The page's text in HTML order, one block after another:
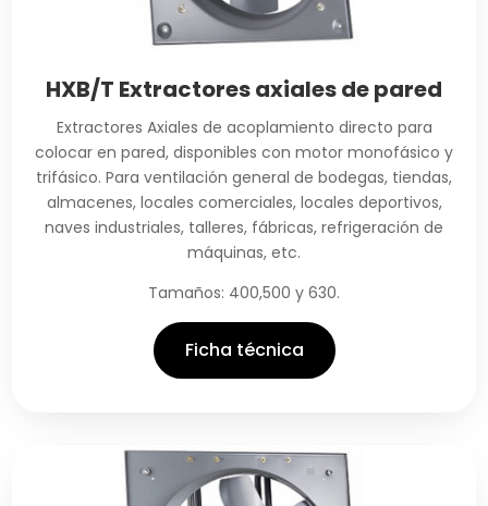
HXB/T Extractores axiales de pared
Extractores Axiales de acoplamiento directo para
colocar en pared, disponibles con motor monofásico y
trifásico. Para ventilación general de bodegas, tiendas,
almacenes, locales comerciales, locales deportivos,
naves industriales, talleres, fábricas, refrigeración de
máquinas, etc.
Tamaños: 400,500 y 630.
Ficha técnica